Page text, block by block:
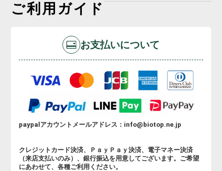
ご利用ガイド
お支払いについて
paypalアカウントメールアドレス：info@biotop.ne.jp
クレジットカード決済、ＰａｙＰａｙ決済、電子マネー決済
（来店支払いのみ）、銀行振込を用意してございます。ご希望
にあわせて、各種ご利用ください。